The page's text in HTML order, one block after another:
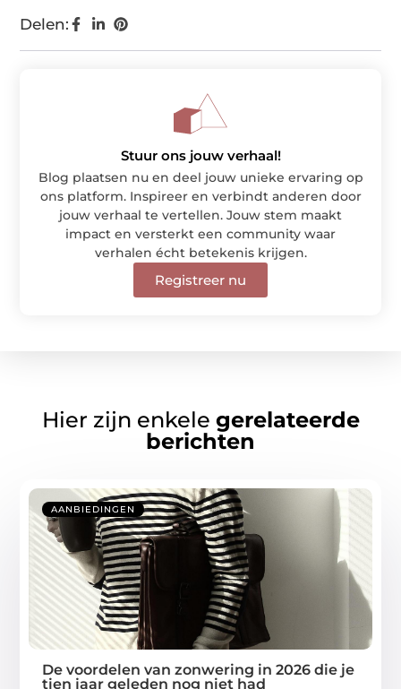
Delen:
Stuur ons jouw verhaal!
Blog plaatsen nu en deel jouw unieke ervaring op
ons platform. Inspireer en verbindt anderen door
jouw verhaal te vertellen. Jouw stem maakt
impact en versterkt een community waar
verhalen écht betekenis krijgen.
Registreer nu
Hier zijn enkele gerelateerde
berichten
AANBIEDINGEN
De voordelen van zonwering in 2026 die je
tien jaar geleden nog niet had